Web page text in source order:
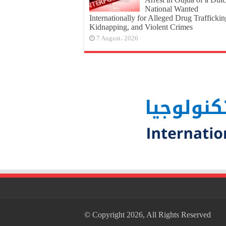
National Wanted
Internationally for Alleged Drug
Kidnapping, and Violent Crimes
7 August، 2026
© Copyright 2026, All Rights Reserved